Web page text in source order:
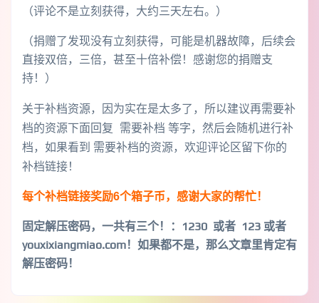
（评论不是立刻获得，大约三天左右。）
（捐赠了发现没有立刻获得，可能是机器故障，后续会
直接双倍，三倍，甚至十倍补偿！感谢您的捐赠支
持！）
关于补档资源，因为实在是太多了，所以建议再需要补
档的资源下面回复 需要补档 等字，然后会随机进行补
档，如果看到 需要补档的资源，欢迎评论区留下你的
补档链接！
每个补档链接奖励6个箱子币，感谢大家的帮忙！
固定解压密码，一共有三个！
：1230 或者 123 或者
youxixiangmiao.com！如果都不是，那么文章里肯定有
解压密码！